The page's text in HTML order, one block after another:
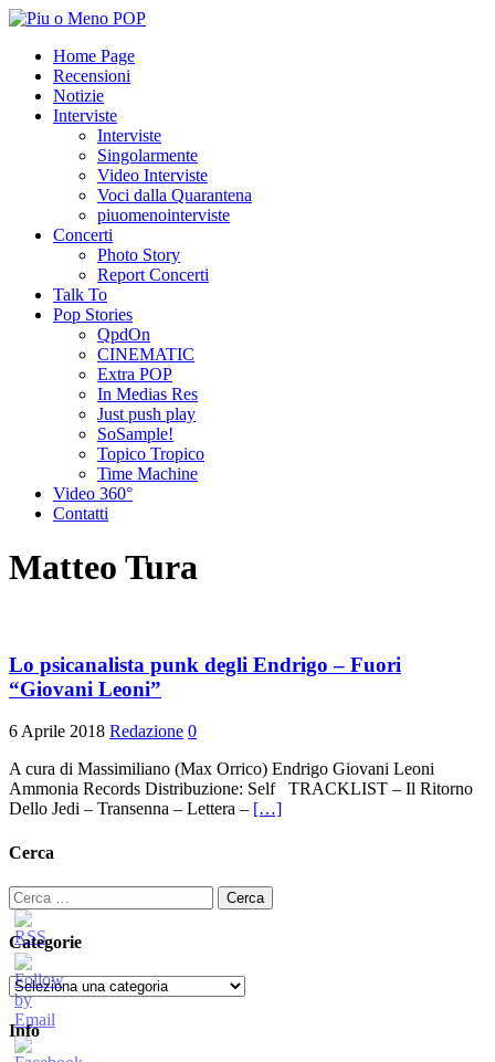
Home Page
Recensioni
Notizie
Interviste
Interviste
Singolarmente
Video Interviste
Voci dalla Quarantena
piuomenointerviste
Concerti
Photo Story
Report Concerti
Talk To
Pop Stories
QpdOn
CINEMATIC
Extra POP
In Medias Res
Just push play
SoSample!
Topico Tropico
Time Machine
Video 360°
Contatti
Matteo Tura
Lo psicanalista punk degli Endrigo – Fuori
“Giovani Leoni”
6 Aprile 2018 Redazione 0
A cura di Massimiliano (Max Orrico) Endrigo Giovani Leoni
Ammonia Records Distribuzione: Self TRACKLIST – Il Ritorno
Dello Jedi – Transenna – Lettera – […]
Cerca
Ricerca
per:
Categorie
Categorie
Info